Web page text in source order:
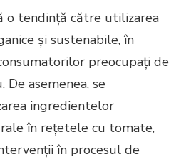
o tendință către utilizarea
și sustenabile, în
preocupați de
asemenea, se
ingredientelor
în rețetele cu tomate,
în procesul de